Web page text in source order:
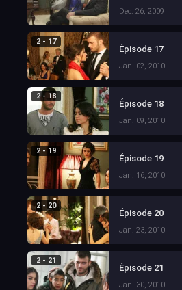
Dec. 26, 2009
2 - 17
Épisode 17
Jan. 02, 2010
2 - 18
Épisode 18
Jan. 09, 2010
2 - 19
Épisode 19
Jan. 16, 2010
2 - 20
Épisode 20
Jan. 23, 2010
2 - 21
Épisode 21
Jan. 30, 2010